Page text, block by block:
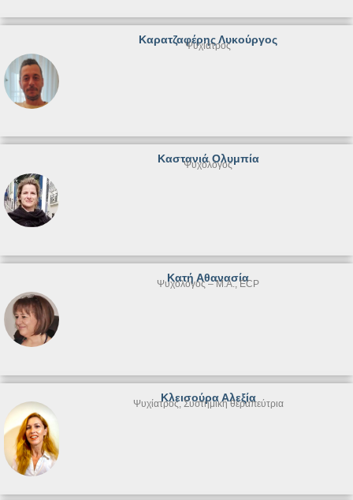
Καρατζαφέρης Λυκούργος
Ψυχίατρος
Καστανιά Ολυμπία
Ψυχολόγος
Κατή Αθανασία
Ψυχολόγος – Μ.Α., ECP
Κλεισούρα Αλεξία
Ψυχίατρος, Συστημική θεραπεύτρια